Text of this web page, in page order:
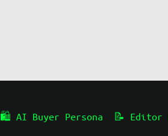
🛍️ AI Buyer Persona 📝 Editor